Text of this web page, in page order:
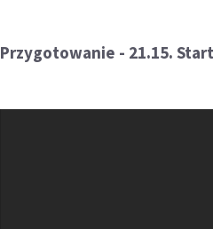
Przygotowanie - 21.15.